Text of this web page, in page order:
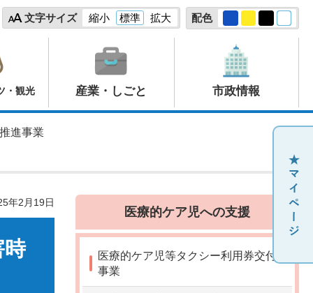
文字サイズ 縮小 標準 拡大 配色
・観光 産業・しごと 市政情報
進事業
年2月19日
時
医療的ケア児への支援
医療的ケア児等タクシー利用券交付
事業